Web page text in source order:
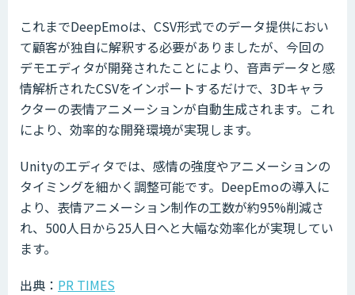
これまでDeepEmoは、CSV形式でのデータ提供におい
て顧客が独自に解釈する必要がありましたが、今回の
デモエディタが開発されたことにより、音声データと感
情解析されたCSVをインポートするだけで、3Dキャラ
クターの表情アニメーションが自動生成されます。これ
により、効率的な開発環境が実現します。
Unityのエディタでは、感情の強度やアニメーションの
タイミングを細かく調整可能です。DeepEmoの導入に
より、表情アニメーション制作の工数が約95%削減さ
れ、500人日から25人日へと大幅な効率化が実現してい
ます。
出典： PR TIMES